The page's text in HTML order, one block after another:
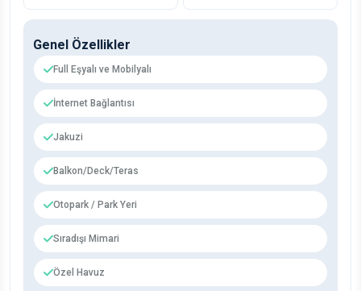
Genel Özellikler
Full Eşyalı ve Mobilyalı
İnternet Bağlantısı
Jakuzi
Balkon/Deck/Teras
Otopark / Park Yeri
Sıradışı Mimari
Özel Havuz